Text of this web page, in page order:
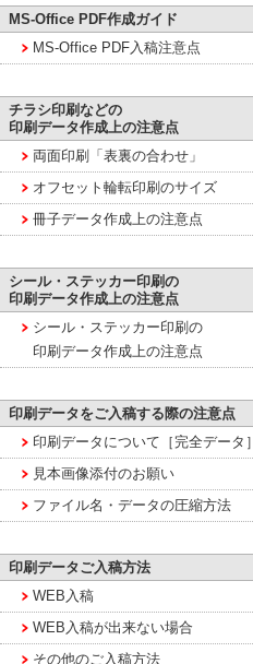
MS-Office PDF作成ガイド
MS-Office PDF入稿注意点
チラシ印刷などの
印刷データ作成上の注意点
両面印刷「表裏の合わせ」
オフセット輪転印刷のサイズ
冊子データ作成上の注意点
シール・ステッカー印刷の
印刷データ作成上の注意点
シール・ステッカー印刷の
印刷データ作成上の注意点
印刷データをご入稿する際の注意点
印刷データについて［完全データ］
見本画像添付のお願い
ファイル名・データの圧縮方法
印刷データご入稿方法
WEB入稿
WEB入稿が出来ない場合
その他のご入稿方法